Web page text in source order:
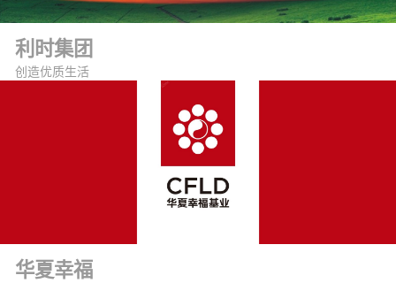
利时集团
创造优质生活
华夏幸福